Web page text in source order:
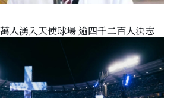
人湧入天使球場 逾四千二百人決志